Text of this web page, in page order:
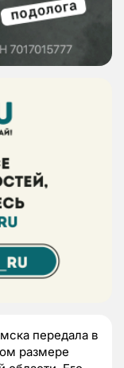
передала в
размере